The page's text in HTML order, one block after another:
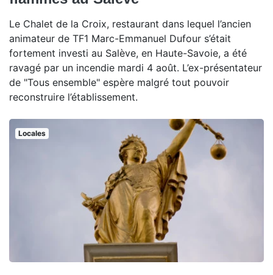
Le Chalet de la Croix, restaurant dans lequel l’ancien
animateur de TF1 Marc-Emmanuel Dufour s’était
fortement investi au Salève, en Haute-Savoie, a été
ravagé par un incendie mardi 4 août. L’ex-présentateur
de "Tous ensemble" espère malgré tout pouvoir
reconstruire l’établissement.
Locales